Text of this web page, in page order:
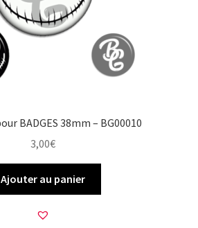
BADGES 38mm – BG00010
3,00€
Ajouter au panier